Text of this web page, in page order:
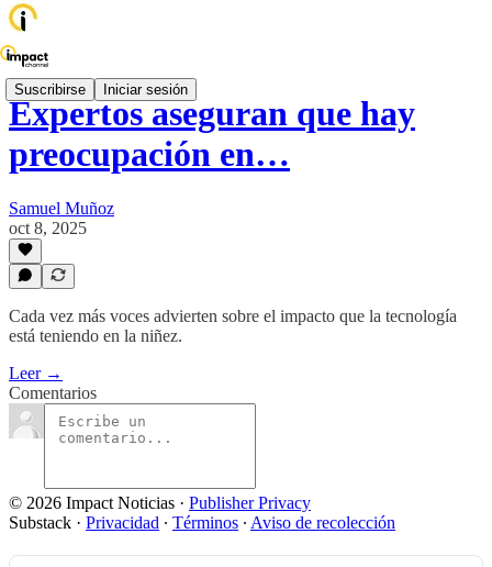
Suscribirse Iniciar sesión
Expertos aseguran que hay
preocupación en…
Samuel Muñoz
oct 8, 2025
Cada vez más voces advierten sobre el impacto que la tecnología
está teniendo en la niñez.
Leer →
Comentarios
© 2026 Impact Noticias · Publisher Privacy
Substack · Privacidad ∙ Términos ∙ Aviso de recolección